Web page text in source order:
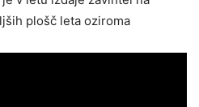
plošč leta oziroma